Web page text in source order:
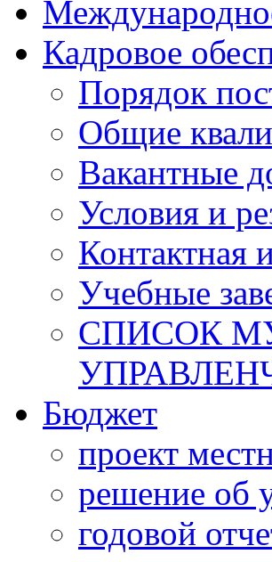
Кадровое
Порядок
Общие
Вакантные
Условия и
Контактная
Учебные
СПИСОК
Бюджет
проект
решение об
годовой